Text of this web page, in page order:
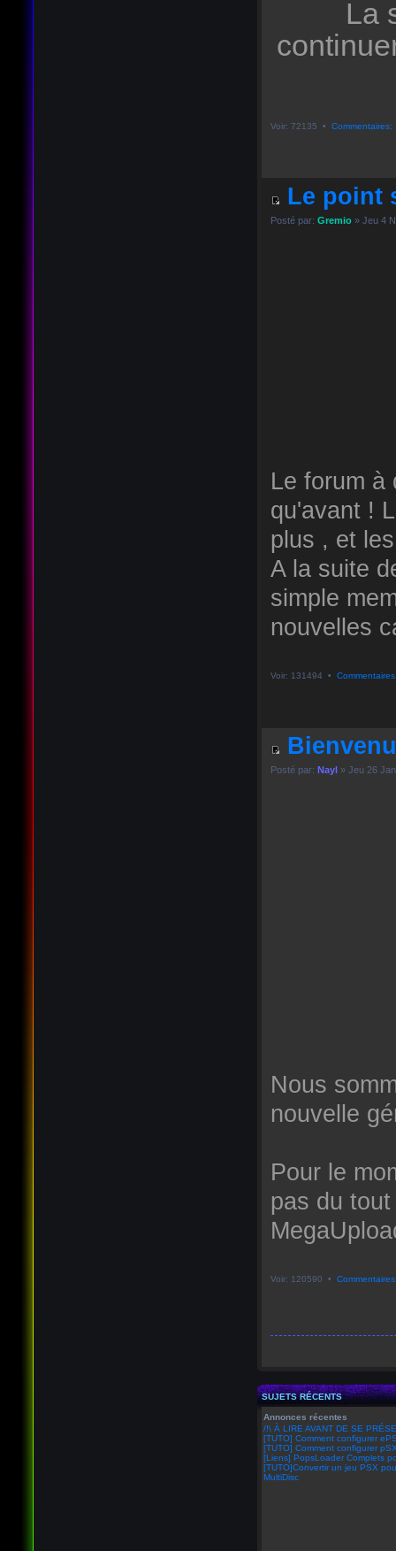
La
Voir: 72135 • Commentaires:
Le point
Posté par: Gremio» Jeu 4
Le forum à
qu'avant !
plus , et
A la suite
simple
nouvelles
Voir: 131494 •
Posté par: Nayl» Jeu 26
Nous
nouvelle
Pour le
pas du
Voir: 120590 •
SUJETS RÉCENTS
Annonces récentes
/!\ À LIRE AVANT DE SE
[TUTO] Comment configurer
[TUTO] Comment configurer
[Liens] PopsLoader Complets
[TUTO]Convertir un jeu PSX
MultiDisc